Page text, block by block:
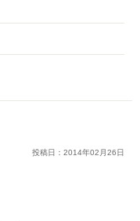
投稿日： 2014年02 月26日